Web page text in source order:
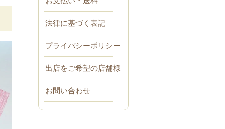
法律に基づく表記
プライバシーポリシー
出店をご希望の店舗様
お問い合わせ